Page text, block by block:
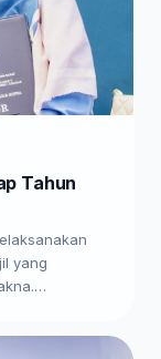
Tahun
yang